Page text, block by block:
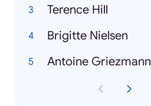
Terence Hill
Brigitte Nielsen
Antoine Griezmann